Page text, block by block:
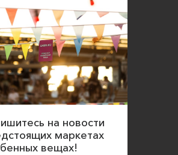
на новости
маркетах
вещах!